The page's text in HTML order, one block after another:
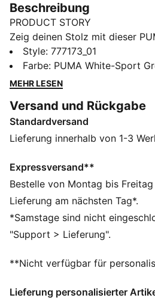
Beschreibung
PRODUCT STORY
Zeig deinen Stolz mit dieser
Spitznamen „Lions of Teranga”
Stade Léopold Sédar Senghor
Reißverschlusstaschen,
für den Spieltag. Spüre die
FEATURES + VORTEILE
Aus 100 % recycelten
dryCELL: Performance-
vom Körper ableitet und dafür
Training schweißfrei bleibst
DETAILS
Regular Fit
Lange Ärmel
PUMA Branding-Details
Style: 777173_01
Farbe: PUMA White-Sport
MEHR LESEN
Versand und Rückgabe
Standardversand
Lieferung innerhalb von 1-3
Expressversand**
Bestelle von Montag bis
Lieferung am nächsten Tag*.
*Samstage sind nicht
"Support > Lieferung".
**Nicht verfügbar für
Lieferung personalisierter